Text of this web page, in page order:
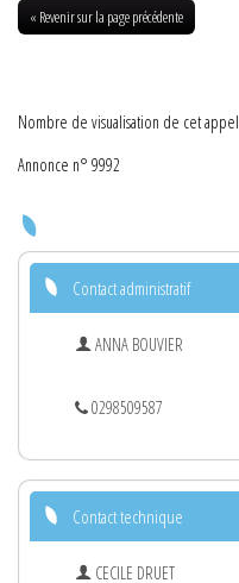
« Revenir sur la page précédente
Nombre de visualisation de cet
Annonce n° 9992
Contact administratif
ANNA BOUVIER
0298509587
Contact technique
CECILE DRUET